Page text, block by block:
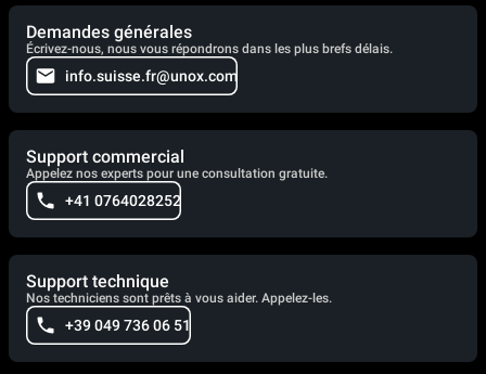
Demandes générales
Écrivez-nous, nous vous répondrons dans les plus brefs délais.
info.suisse.fr@unox.com
Support commercial
Appelez nos experts pour une consultation gratuite.
+41 0764028252
Support technique
Nos techniciens sont prêts à vous aider. Appelez-les.
+39 049 736 06 51